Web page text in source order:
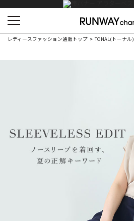
レディースファッション通販トップ TONAL(トーナル)